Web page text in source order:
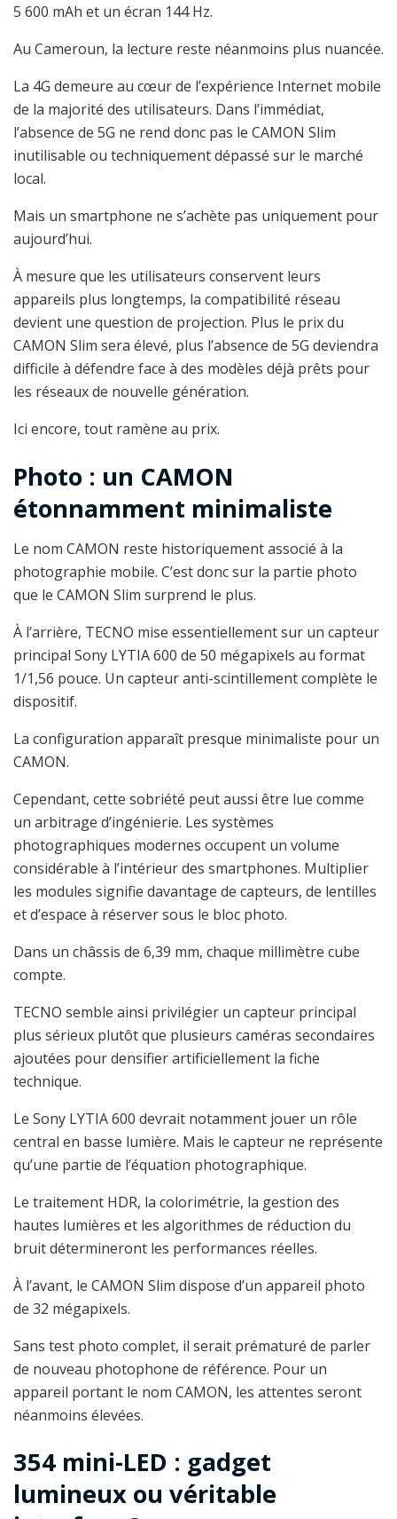
5 600 mAh et un écran 144 Hz.
Au Cameroun, la lecture reste néanmoins plus nuancée.
La 4G demeure au cœur de l’expérience Internet mobile
de la majorité des utilisateurs. Dans l’immédiat,
l’absence de 5G ne rend donc pas le CAMON Slim
inutilisable ou techniquement dépassé sur le marché
local.
Mais un smartphone ne s’achète pas uniquement pour
aujourd’hui.
À mesure que les utilisateurs conservent leurs
appareils plus longtemps, la compatibilité réseau
devient une question de projection. Plus le prix du
CAMON Slim sera élevé, plus l’absence de 5G deviendra
difficile à défendre face à des modèles déjà prêts pour
les réseaux de nouvelle génération.
Ici encore, tout ramène au prix.
Photo : un CAMON
étonnamment minimaliste
Le nom CAMON reste historiquement associé à la
photographie mobile. C’est donc sur la partie photo
que le CAMON Slim surprend le plus.
À l’arrière, TECNO mise essentiellement sur un capteur
principal Sony LYTIA 600 de 50 mégapixels au format
1/1,56 pouce. Un capteur anti-scintillement complète le
dispositif.
La configuration apparaît presque minimaliste pour un
CAMON.
Cependant, cette sobriété peut aussi être lue comme
un arbitrage d’ingénierie. Les systèmes
photographiques modernes occupent un volume
considérable à l’intérieur des smartphones. Multiplier
les modules signifie davantage de capteurs, de lentilles
et d’espace à réserver sous le bloc photo.
Dans un châssis de 6,39 mm, chaque millimètre cube
compte.
TECNO semble ainsi privilégier un capteur principal
plus sérieux plutôt que plusieurs caméras secondaires
ajoutées pour densifier artificiellement la fiche
technique.
Le Sony LYTIA 600 devrait notamment jouer un rôle
central en basse lumière. Mais le capteur ne représente
qu’une partie de l’équation photographique.
Le traitement HDR, la colorimétrie, la gestion des
hautes lumières et les algorithmes de réduction du
bruit détermineront les performances réelles.
À l’avant, le CAMON Slim dispose d’un appareil photo
de 32 mégapixels.
Sans test photo complet, il serait prématuré de parler
de nouveau photophone de référence. Pour un
appareil portant le nom CAMON, les attentes seront
néanmoins élevées.
354 mini-LED : gadget
lumineux ou véritable